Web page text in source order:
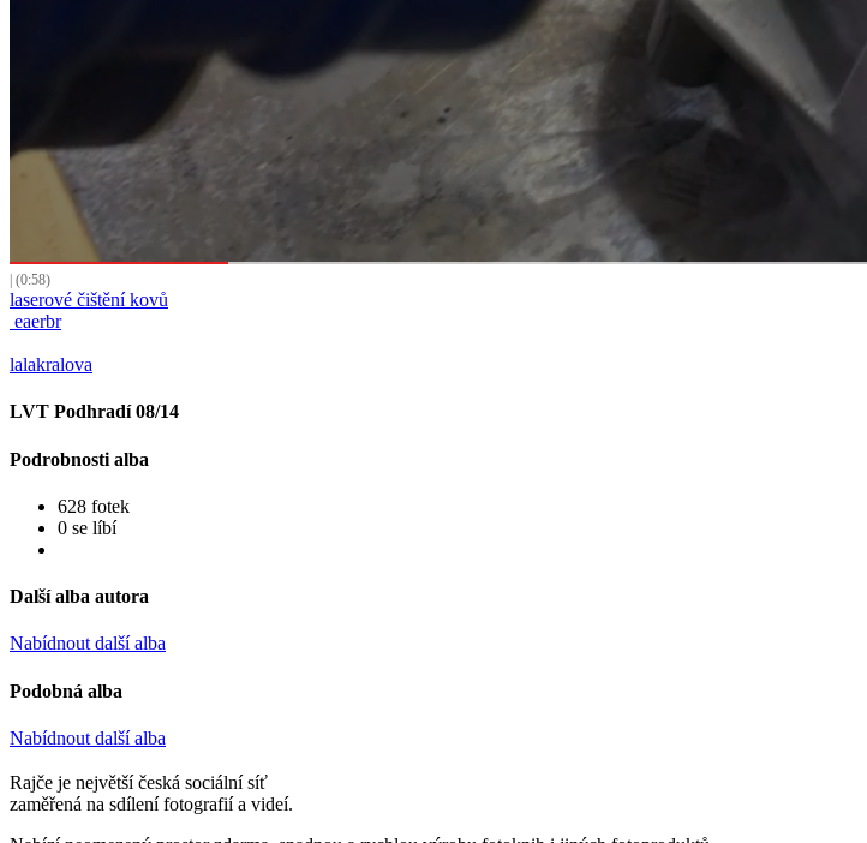
| (0:58)
laserové čištění kovů
eaerbr
lalakralova
LVT Podhradí 08/14
Podrobnosti alba
628 fotek
0 se líbí
Další alba autora
Nabídnout další alba
Podobná alba
Nabídnout další alba
Rajče je největší česká sociální síť
zaměřená na sdílení fotografií a videí.